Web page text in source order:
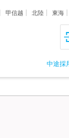
甲信越 北陸 東海
中途採